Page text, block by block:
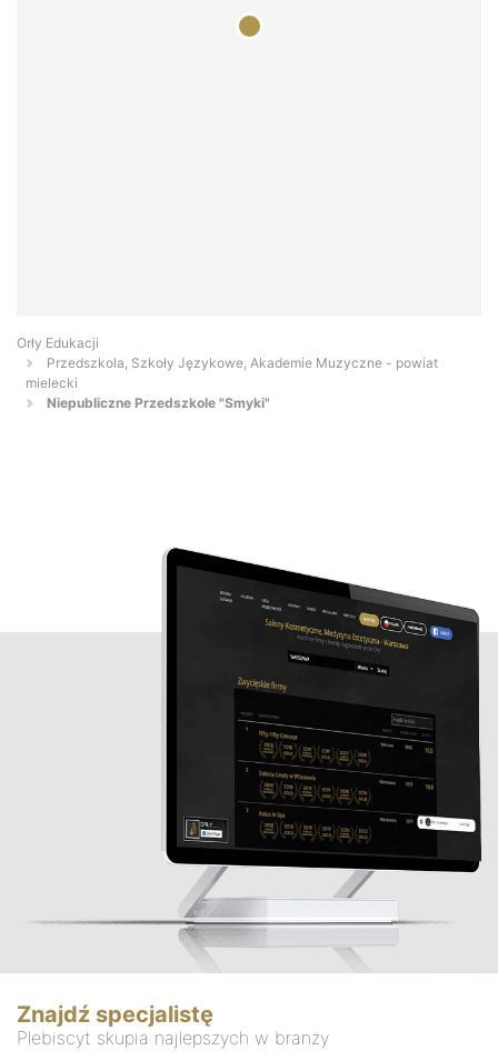
Orły Edukacji
Przedszkola, Szkoły Językowe, Akademie Muzyczne - powiat
mielecki
Niepubliczne Przedszkole "Smyki"
Znajdź specjalistę
Plebiscyt skupia najlepszych w branży